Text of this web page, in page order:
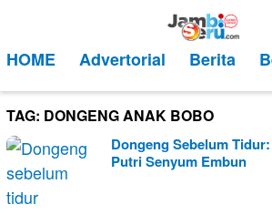
kontenMobile
HOME Advertorial Berita
TAG: DONGENG ANAK BOBO
Dongeng Sebelum
Putri Senyum Embun